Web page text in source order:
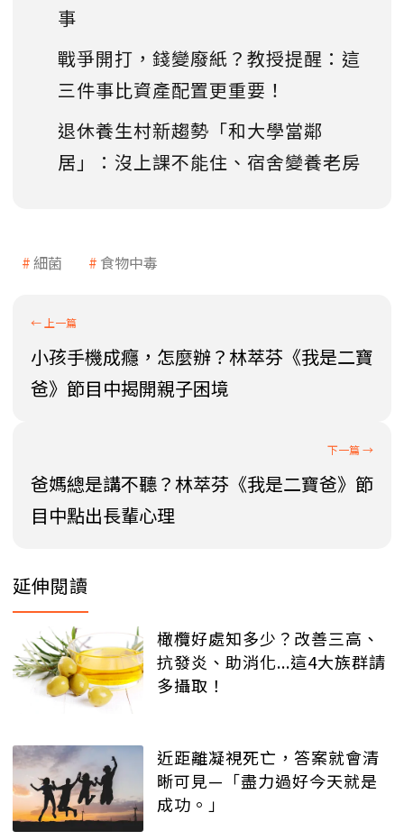
事
戰爭開打，錢變廢紙？教授提醒：這
三件事比資產配置更重要！
退休養生村新趨勢「和大學當鄰
居」：沒上課不能住、宿舍變養老房
細菌 食物中毒
小孩手機成癮，怎麼辦？林萃芬《我是二寶
爸》節目中揭開親子困境
爸媽總是講不聽？林萃芬《我是二寶爸》節
目中點出長輩心理
延伸閱讀
橄欖好處知多少？改善三高、
抗發炎、助消化...這4大族群請
多攝取！
近距離凝視死亡，答案就會清
晰可見—「盡力過好今天就是
成功。」